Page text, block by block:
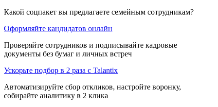
Какой соцпакет вы предлагаете семейным сотрудникам?
Оформляйте кандидатов онлайн
Проверяйте сотрудников и подписывайте кадровые
документы без бумаг и личных встреч
Ускорьте подбор в 2 раза с Talantix
Автоматизируйте сбор откликов, настройте воронку,
собирайте аналитику в 2 клика